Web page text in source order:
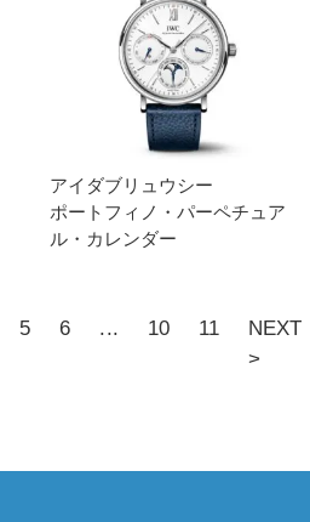
アイダブリュウシー
ポートフィノ・パーペチュア
ル・カレンダー
5 6 ... 10 11
NEXT
>